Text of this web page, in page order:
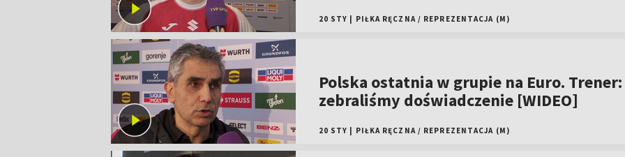
20 STY PIŁKA RĘCZNA / REPREZENTACJA (M)
Polska ostatnia w grupie na Euro. Trener:
zebraliśmy doświadczenie [WIDEO]
20 STY PIŁKA RĘCZNA / REPREZENTACJA (M)